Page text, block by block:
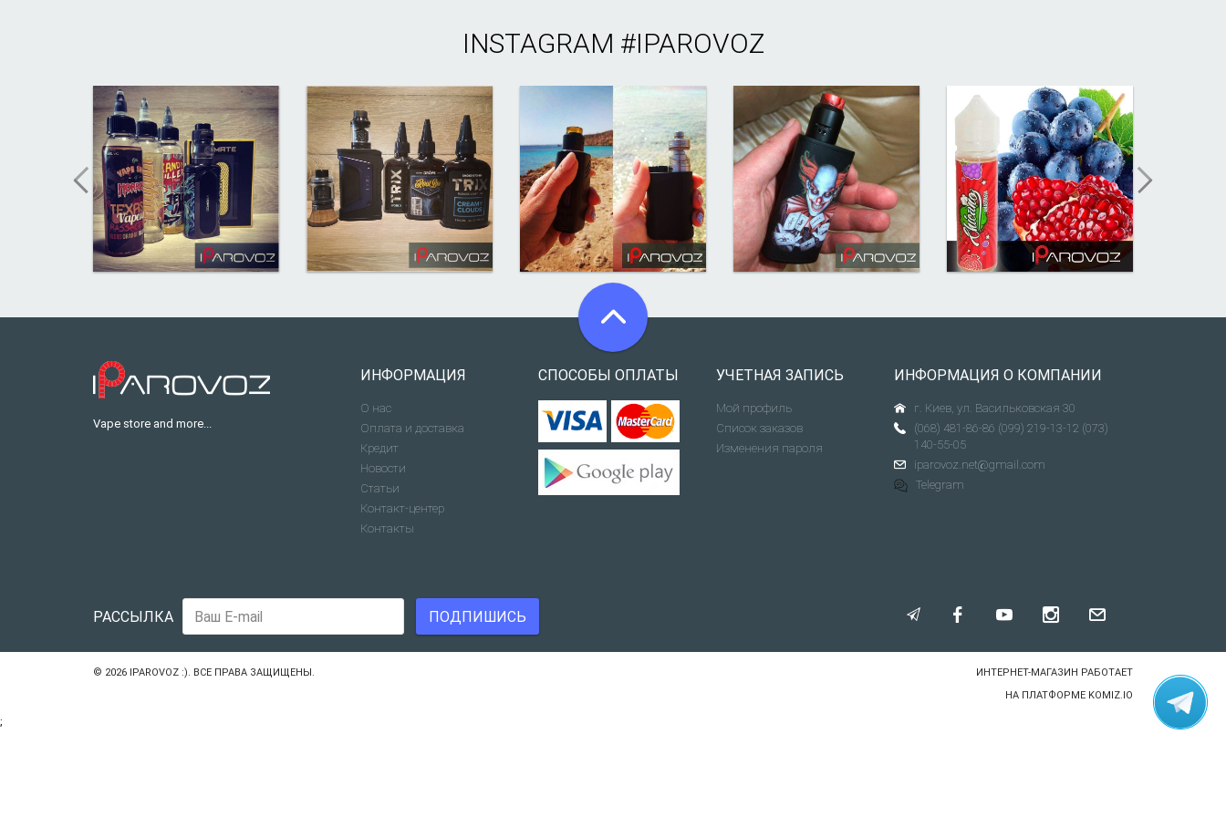
INSTAGRAM #IPAROVOZ
Vape store and more...
ИНФОРМАЦИЯ
О нас
Оплата и доставка
Кредит
Новости
Статьи
Контакт-центер
Контакты
СПОСОБЫ ОПЛАТЫ УЧЕТНАЯ ЗАПИСЬ
Мой профиль
Список заказов
Изменения пароля
ИНФОРМАЦИЯ О КОМПАНИИ
г. Киев, ул. Васильковская 30
(068) 481-86-86 (099) 219-13-12 (073)
140-55-05
iparovoz.net@gmail.com
Telegram
РАССЫЛКА ПОДПИШИСЬ
© 2026 IPAROVOZ :). ВСЕ ПРАВА ЗАЩИЩЕНЫ.
ИНТЕРНЕТ-МАГАЗИН РАБОТАЕТ
НА ПЛАТФОРМЕ KOMIZ.IO
;